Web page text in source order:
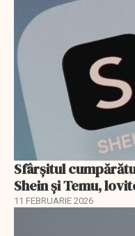
Sfârșitul
Shein și Temu,
11 FEBRUARIE 2026